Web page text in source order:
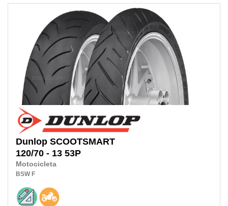
Dunlop SCOOTSMART
120/70 - 13 53P
Motocicleta
BSW F